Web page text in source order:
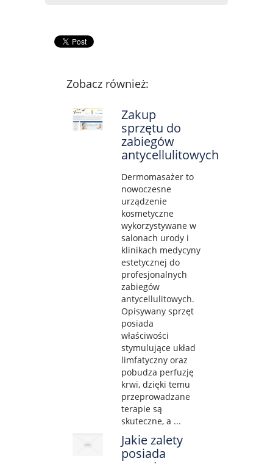
Zobacz również:
Zakup
sprzętu do
zabiegów
antycellulitowych
Dermomasażer to
nowoczesne
urządzenie
kosmetyczne
wykorzystywane w
salonach urody i
klinikach medycyny
estetycznej do
profesjonalnych
zabiegów
antycellulitowych.
Opisywany sprzęt
posiada
właściwości
stymulujące układ
limfatyczny oraz
pobudza perfuzję
krwi, dzięki temu
przeprowadzane
terapie są
skuteczne, a ...
Jakie zalety
posiada